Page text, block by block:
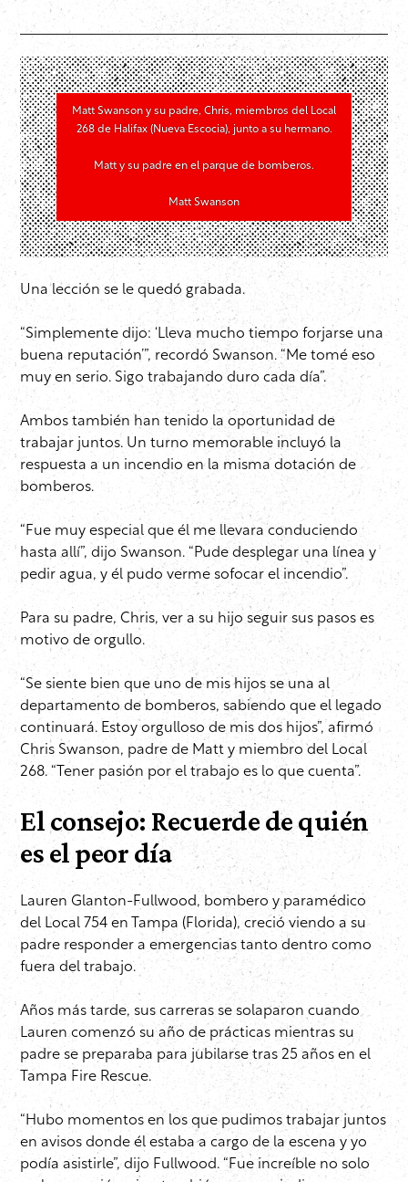
Matt Swanson y su padre, Chris, miembros del Local
268 de Halifax (Nueva Escocia), junto a su hermano.
Matt y su padre en el parque de bomberos.
Matt Swanson
Una lección se le quedó grabada.
“Simplemente dijo: ‘Lleva mucho tiempo forjarse una
buena reputación’”, recordó Swanson. “Me tomé eso
muy en serio. Sigo trabajando duro cada día”.
Ambos también han tenido la oportunidad de
trabajar juntos. Un turno memorable incluyó la
respuesta a un incendio en la misma dotación de
bomberos.
“Fue muy especial que él me llevara conduciendo
hasta allí”, dijo Swanson. “Pude desplegar una línea y
pedir agua, y él pudo verme sofocar el incendio”.
Para su padre, Chris, ver a su hijo seguir sus pasos es
motivo de orgullo.
“Se siente bien que uno de mis hijos se una al
departamento de bomberos, sabiendo que el legado
continuará. Estoy orgulloso de mis dos hijos”, afirmó
Chris Swanson, padre de Matt y miembro del Local
268. “Tener pasión por el trabajo es lo que cuenta”.
El consejo: Recuerde de quién
es el peor día
Lauren Glanton-Fullwood, bombero y paramédico
del Local 754 en Tampa (Florida), creció viendo a su
padre responder a emergencias tanto dentro como
fuera del trabajo.
Años más tarde, sus carreras se solaparon cuando
Lauren comenzó su año de prácticas mientras su
padre se preparaba para jubilarse tras 25 años en el
Tampa Fire Rescue.
“Hubo momentos en los que pudimos trabajar juntos
en avisos donde él estaba a cargo de la escena y yo
podía asistirle”, dijo Fullwood. “Fue increíble no solo